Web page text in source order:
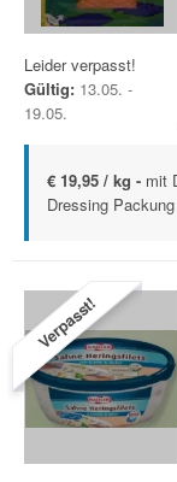
Leider verpasst!
Gültig: 13.05. -
19.05.
€ 19,95 / kg - mit
Dressing Packung
Verpasst!